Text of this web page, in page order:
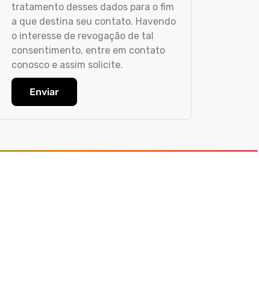
tratamento desses dados para o fim
a que destina seu contato. Havendo
o interesse de revogação de tal
consentimento, entre em contato
conosco e assim solicite.
Enviar